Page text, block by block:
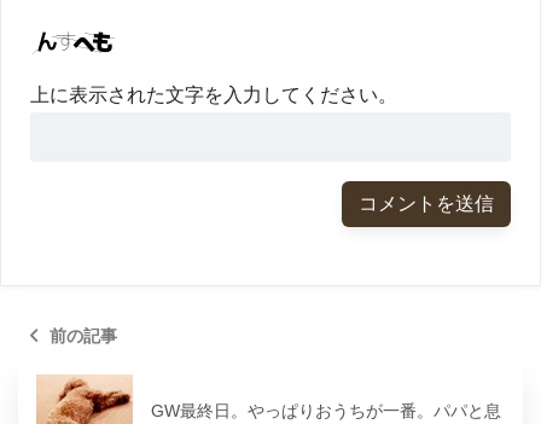
上に表示された文字を入力してください。
前の記事
GW最終日。やっぱりおうちが一番。パパと息